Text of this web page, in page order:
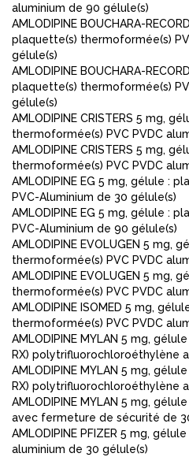
aluminium de 90 gélule(s)
AMLODIPINE BOUCHARA-
plaquette(s) thermoformée(s)
gélule(s)
AMLODIPINE BOUCHARA-
plaquette(s) thermoformée(s)
gélule(s)
AMLODIPINE CRISTERS 5 mg,
thermoformée(s) PVC PVDC
AMLODIPINE CRISTERS 5 mg,
thermoformée(s) PVC PVDC
AMLODIPINE EG 5 mg, gélule :
PVC-Aluminium de 30 gélule(s)
AMLODIPINE EG 5 mg, gélule :
PVC-Aluminium de 90 gélule(s)
AMLODIPINE EVOLUGEN 5 mg,
thermoformée(s) PVC PVDC
AMLODIPINE EVOLUGEN 5 mg,
thermoformée(s) PVC PVDC
AMLODIPINE ISOMED 5 mg,
thermoformée(s) PVC PVDC
AMLODIPINE MYLAN 5 mg,
RX) polytrifluorochloroéthylène
AMLODIPINE MYLAN 5 mg,
RX) polytrifluorochloroéthylène
AMLODIPINE MYLAN 5 mg,
avec fermeture de sécurité de
AMLODIPINE PFIZER 5 mg,
aluminium de 30 gélule(s)